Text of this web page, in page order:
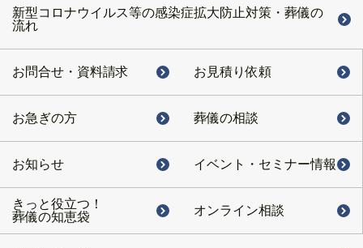
新型コロナウイルス等の感染症拡大防止対策・葬儀の
流れ
お問合せ・ 資料請求 お見積り依頼
お急ぎの方 葬儀の相談
お知らせ イベント・ セミナー情報
きっと役立つ！
葬儀の知恵袋
オンライン相談